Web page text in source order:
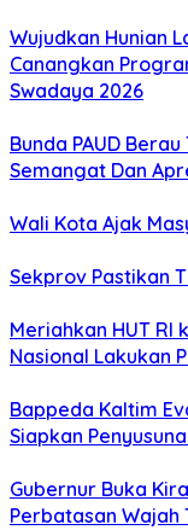
Wujudkan Hunian
Canangkan
Swadaya 2026
Bunda PAUD Berau
Semangat Dan
Wali Kota Ajak
Sekprov Pastikan
Meriahkan HUT RI
Nasional Lakukan
Bappeda Kaltim
Siapkan
Gubernur Buka
Perbatasan Wajah